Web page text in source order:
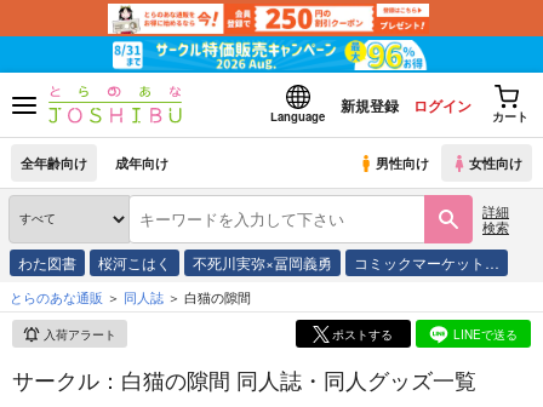
Language
新規登録 ログイン
カート
全年齢向け 成年向け 男性向け 女性向け
詳細
検索
わた図書 桜河こはく 不死川実弥×冨岡義勇 コミックマーケット…
とらのあな通販 同人誌 白猫の隙間
入荷アラート ポストする LINEで送る
サークル：白猫の隙間 同人誌・同人グッズ一覧